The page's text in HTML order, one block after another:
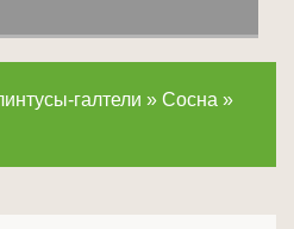
галтели » Сосна »